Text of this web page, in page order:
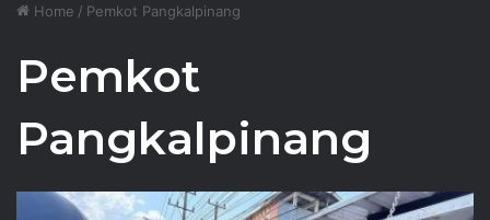
Home / Pemkot Pangkalpinang
Pemkot
Pangkalpinang